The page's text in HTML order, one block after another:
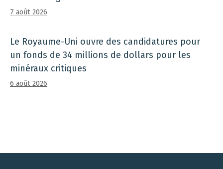
7 août 2026
Le Royaume-Uni ouvre des candidatures pour
un fonds de 34 millions de dollars pour les
minéraux critiques
6 août 2026